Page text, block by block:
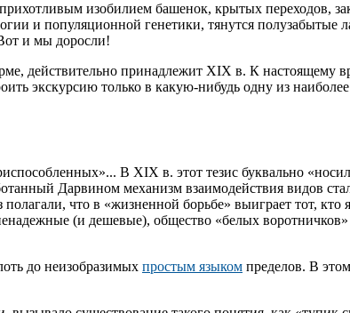
изобилием башенок, крытых переходов,
и популяционной генетики, тянутся полузабытые
и мы доросли!
действительно принадлежит XIX в. К настоящему
экскурсию только в какую-нибудь одну из
В XIX в. этот тезис буквально
Дарвином механизм взаимодействия видов
что в «жизненной борьбе» выиграет тот, кто
(и дешевые), общество «белых воротничков»
до неизобразимых простым языком пределов. В